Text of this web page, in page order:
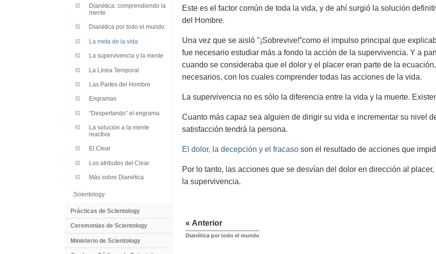
Este es el factor común de toda la vida, y de ahí surgió la solución
del Hombre.
Una vez que se aisló "¡Sobrevive!”como el impulso principal que
fue necesario estudiar más a fondo la acción de la supervivencia. Y a
cuando se consideraba que el dolor y el placer eran parte de la
necesarios, con los cuales comprender todas las acciones de la vida.
La supervivencia no es sólo la diferencia entre la vida y la muerte.
Cuanto más capaz sea alguien de dirigir su vida e incrementar su nivel
satisfacción tendrá la persona.
El dolor, la decepción y el fracaso son el resultado de acciones que
Por lo tanto, las acciones que se desvían del dolor en dirección al
la supervivencia.
« Anterior
Dianética por todo el mundo
Dianética: comprendiendo la
mente
Dianética por todo el mundo
La meta de la vida
La supervivencia y la mente
La Línea Temporal
Las Partes del Hombre
Engramas
“Despertando” el engrama
La solución a la mente
reactiva
El Clear
Los atributos del Clear
Más sobre Dianética
Scientology
Prácticas de Scientology
Ceremonias de Scientology
Ministerio de Scientology